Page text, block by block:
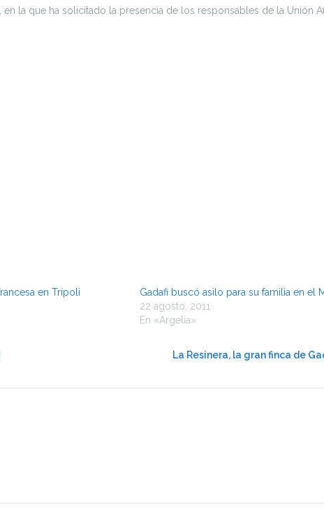
la que ha solicitado la presencia de los responsables de la Unión
en Trípoli
Gadafi buscó asilo para su familia en el
22 agosto, 2011
En «Argelia»
La Resinera, la gran finca de